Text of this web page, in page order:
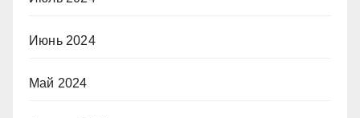
Июнь 2024
Май 2024